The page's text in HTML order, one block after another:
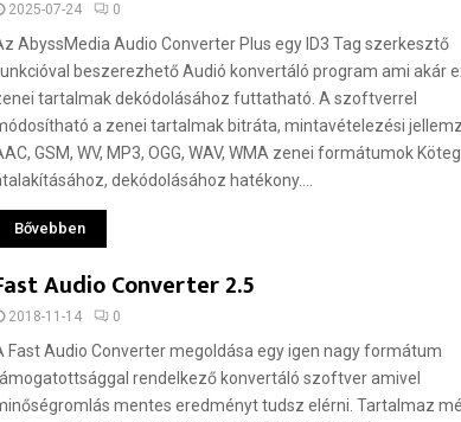
2025-07-24 0
AbyssMedia Audio Converter Plus egy ID3 Tag szerkesztő
beszerezhető Audió konvertáló program ami akár
tartalmak dekódolásához futtatható. A szoftverrel
a zenei tartalmak bitráta, mintavételezési
GSM, WV, MP3, OGG, WAV, WMA zenei formátumok
dekódolásához hatékony....
Bővebben
Audio Converter 2.5
2018-11-14 0
Fast Audio Converter megoldása egy igen nagy formátum
rendelkező konvertáló szoftver amivel
mentes eredményt tudsz elérni. Tartalmaz